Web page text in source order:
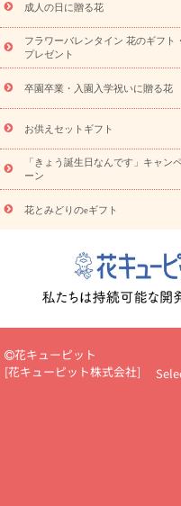
蘭・花鉢
ミディ胡蝶蘭・お
の青色胡蝶蘭
観葉植物
ドフラワー
お祝い お供
ミオーダー
プチギフト（
eギフト
花キューピットの
レンジ
レッド お花の種
算から探す
お祝い お
お祝い・5000円～ お祝
お供え・お悔やみ
お供
悔やみ・5000円～ お供え
やみ・10000円～
花キューピットの
彩心理学」で選ぶ方法
結
転職祝いのマナー基礎
バイス
スタンド花（フラ
場上司や先輩へ贈るお祝い花
ド（早見表あり）
成人の日に贈る花
フラワーバレンタイン 花のギフト・
プレゼント
卒園卒業・入園入学祝いに贈る花
お供えセットギフト
「きょう誕生日なんです」キャン
ーン
花とみどりのeギフト
花キューピット
[花キューピット株式会社]